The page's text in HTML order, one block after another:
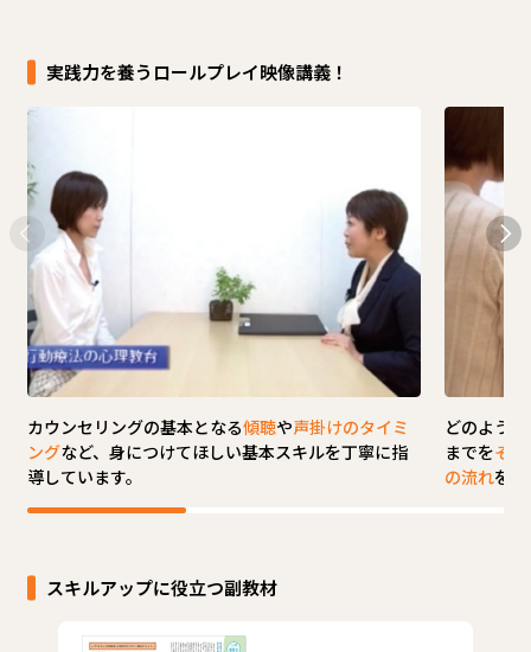
実践力を養うロールプレイ映像講義！
カウンセリングの基本となる傾聴や声掛けのタイミ
ングなど、身につけてほしい基本スキルを丁寧に指
導しています。
どのよう
までをそ
の流れを
スキルアップに役立つ副教材